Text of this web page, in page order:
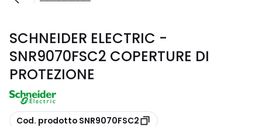
SCHNEIDER ELECTRIC -
SNR9070FSC2 COPERTURE DI
PROTEZIONE
copia
Cod. prodotto SNR9070FSC2